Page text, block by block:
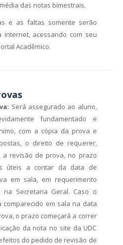
das notas bimestrais.
e as faltas somente serão
internet, acessando com seu
Acadêmico.
Será assegurado ao aluno,
fundamentado e
com a cópia da prova e
o direito de requerer,
a revisão de prova, no prazo
úteis a contar da data de
em sala, em requerimento
na Secretaria Geral. Caso o
comparecido em sala na data
o prazo começará a correr
da nota no site da UDC
do pedido de revisão de